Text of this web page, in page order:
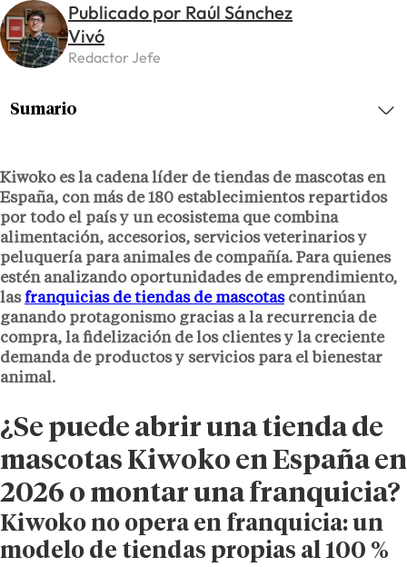
Publicado por Raúl Sánchez
Vivó
Redactor Jefe
Kiwoko es la cadena líder de tiendas de mascotas en
España, con más de 180 establecimientos repartidos
por todo el país y un ecosistema que combina
alimentación, accesorios, servicios veterinarios y
peluquería para animales de compañía. Para quienes
estén analizando oportunidades de emprendimiento,
lasfranquicias de tiendas de mascotascontinúan
ganando protagonismo gracias a la recurrencia de
compra, la fidelización de los clientes y la creciente
demanda de productos y servicios para el bienestar
animal.
¿Se puede abrir una tienda de
mascotas Kiwoko en España en
2026 o montar una franquicia?
Kiwoko no opera en franquicia: un
modelo de tiendas propias al 100 %
Sumario